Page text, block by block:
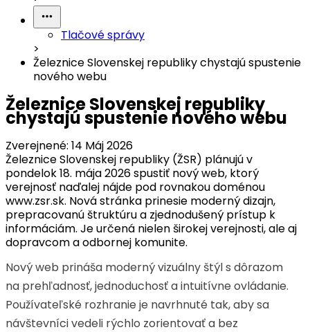
Tlačové správy
>
Železnice Slovenskej republiky chystajú spustenie
nového webu
Železnice Slovenskej republiky
chystajú spustenie nového webu
Zverejnené: 14 Máj 2026
Železnice Slovenskej republiky (ŽSR) plánujú v
pondelok 18. mája 2026 spustiť nový web, ktorý
verejnosť naďalej nájde pod rovnakou doménou
www.zsr.sk. Nová stránka prinesie moderný dizajn,
prepracovanú štruktúru a zjednodušený prístup k
informáciám. Je určená nielen širokej verejnosti, ale aj
dopravcom a odbornej komunite.
Nový web prináša moderný vizuálny štýl s dôrazom
na prehľadnosť, jednoduchosť a intuitívne ovládanie.
Používateľské rozhranie je navrhnuté tak, aby sa
návštevníci vedeli rýchlo zorientovať a bez